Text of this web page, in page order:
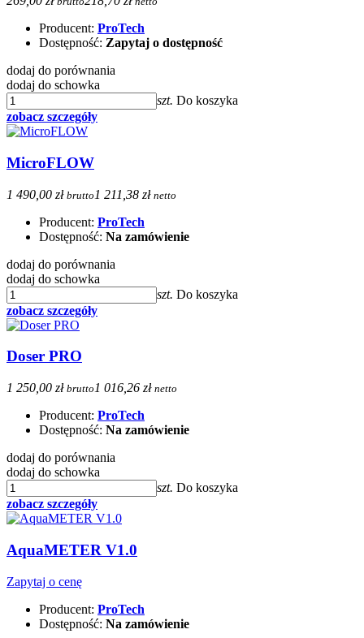
Producent: ProTech
Dostępność: Zapytaj o dostępność
dodaj do porównania
dodaj do schowka
szt. Do koszyka
zobacz szczegóły
MicroFLOW
1 490,00 zł brutto 1 211,38 zł netto
Producent: ProTech
Dostępność: Na zamówienie
dodaj do porównania
dodaj do schowka
szt. Do koszyka
zobacz szczegóły
Doser PRO
1 250,00 zł brutto 1 016,26 zł netto
Producent: ProTech
Dostępność: Na zamówienie
dodaj do porównania
dodaj do schowka
szt. Do koszyka
zobacz szczegóły
AquaMETER V1.0
Zapytaj o cenę
Producent: ProTech
Dostępność: Na zamówienie